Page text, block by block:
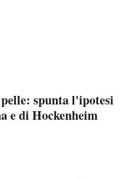
spunta l'ipotesi
e di Hockenheim